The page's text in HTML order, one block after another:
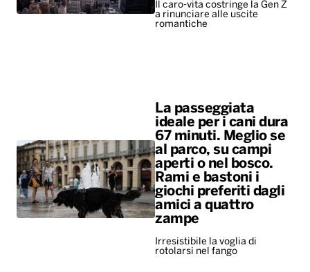
Il caro-vita costringe la Gen Z
a rinunciare alle uscite
romantiche
La passeggiata
ideale per i cani dura
67 minuti. Meglio se
al parco, su campi
aperti o nel bosco.
Rami e bastoni i
giochi preferiti dagli
amici a quattro
zampe
Irresistibile la voglia di
rotolarsi nel fango